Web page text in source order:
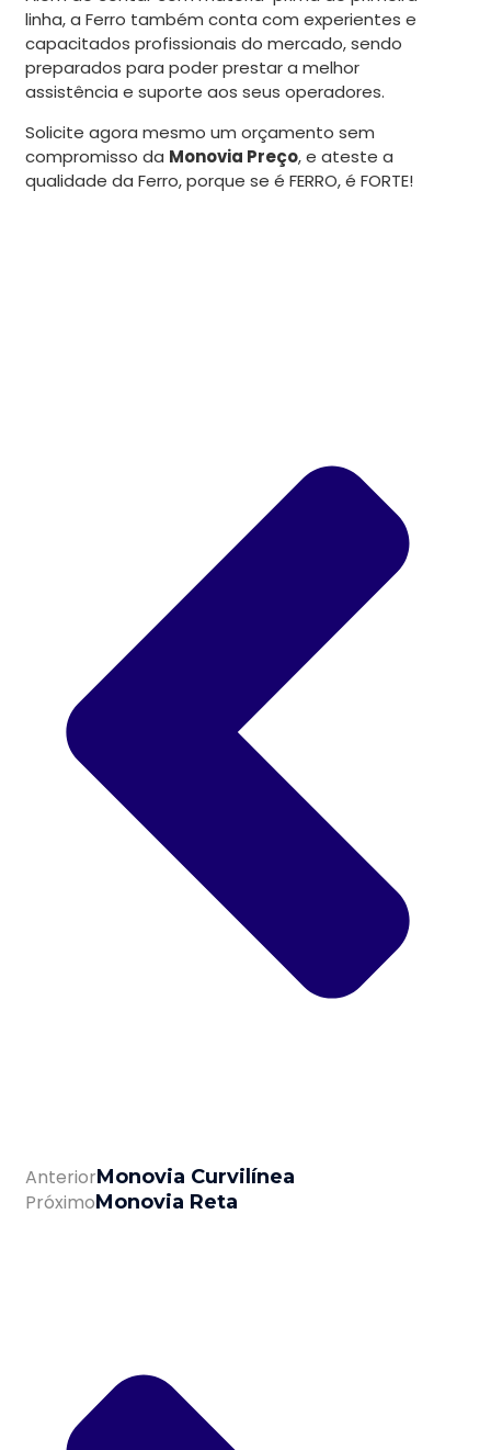
linha, a Ferro também conta com experientes e
capacitados profissionais do mercado, sendo
preparados para poder prestar a melhor
assistência e suporte aos seus operadores.
Solicite agora mesmo um orçamento sem
compromisso da Monovia Preço, e ateste a
qualidade da Ferro, porque se é FERRO, é FORTE!
AnteriorMonovia Curvilínea
PróximoMonovia Reta